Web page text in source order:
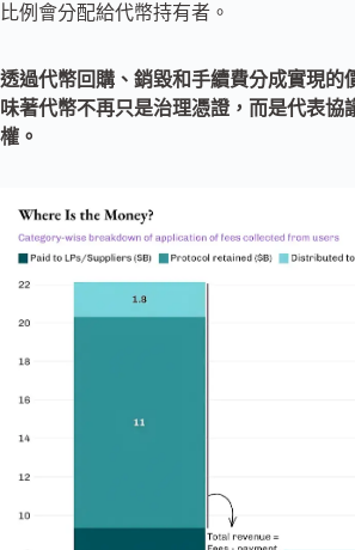
比例會分配給代幣持有者。
透過代幣回購、銷毀和手續費分成實現的
味著代幣不再只是治理憑證，而是代表協
權。